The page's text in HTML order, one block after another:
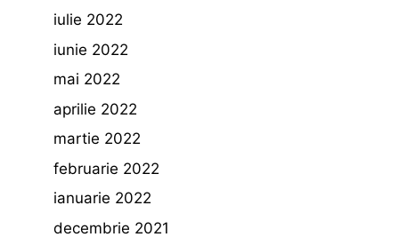
iulie 2022
iunie 2022
mai 2022
aprilie 2022
martie 2022
februarie 2022
ianuarie 2022
decembrie 2021